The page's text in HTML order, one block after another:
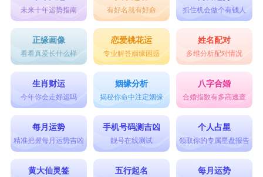
未来十年运势指南 有好名就有好命 抓住机会做个有钱人
正缘画像
看看真爱长什么样
恋爱桃花运
专业解答姻缘困惑
姓名配对
多维分析配对情况
生肖财运
今年你会走好运吗
姻缘分析
揭秘你命中注定姻缘
八字合婚
合婚指数有多高速查
每月运势
精准把握每月运势吉凶
手机号码测吉凶
靓号在线测试
个人占星
领取你的专属星盘报告
黄大仙灵签 五行起名 每月运势